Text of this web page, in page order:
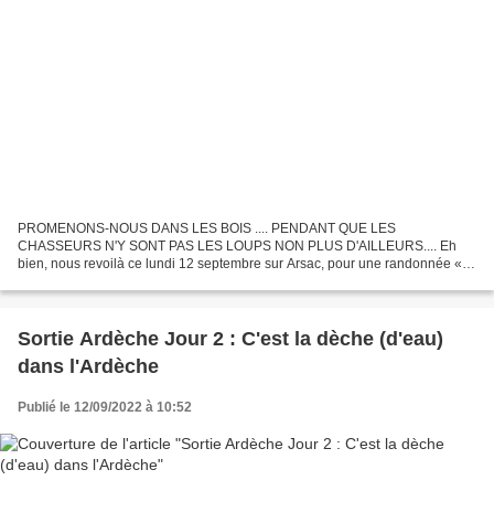
PROMENONS-NOUS DANS LES BOIS .... PENDANT QUE LES
CHASSEURS N'Y SONT PAS LES LOUPS NON PLUS D'AILLEURS.... Eh
bien, nous revoilà ce lundi 12 septembre sur Arsac, pour une randonnée «
Sortie Ardèche Jour 2 : C'est la dèche (d'eau)
dans l'Ardèche
Publié le 12/09/2022 à 10:52